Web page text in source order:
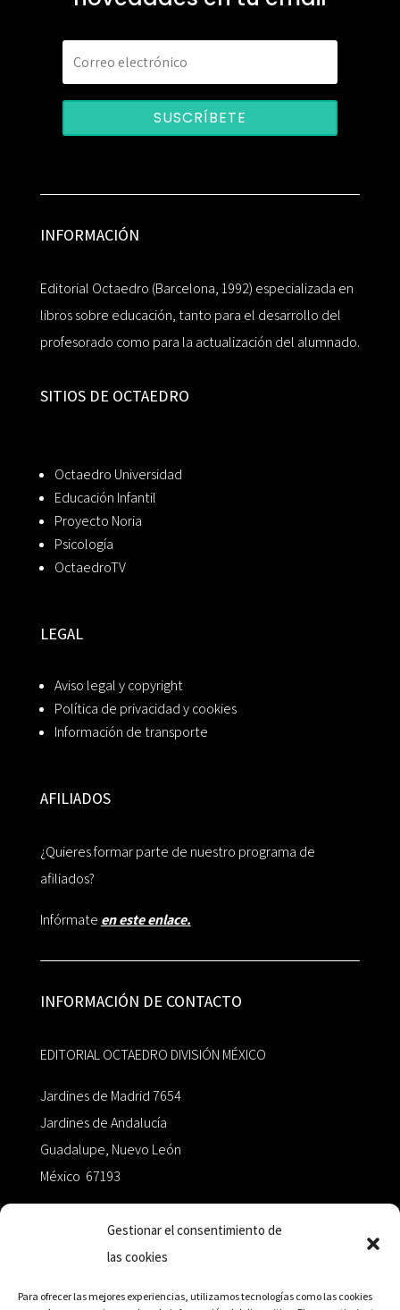
Gestionar el consentimiento de
las cookies
Para ofrecer las mejores experiencias, utilizamos tecnologías como las cookies
SUSCRÍBETE
INFORMACIÓN
Editorial Octaedro (Barcelona, 1992) especializada en
libros sobre educación, tanto para el desarrollo del
profesorado como para la actualización del alumnado.
SITIOS DE OCTAEDRO
Octaedro Universidad
Educación Infantil
Proyecto Noria
Psicología
OctaedroTV
LEGAL
Aviso legal y copyright
Política de privacidad y cookies
Información de transporte
AFILIADOS
¿Quieres formar parte de nuestro programa de
afiliados?
Infórmate en este enlace.
INFORMACIÓN DE CONTACTO
EDITORIAL OCTAEDRO DIVISIÓN MÉXICO
Jardines de Madrid 7654
Jardines de Andalucía
Guadalupe, Nuevo León
México 67193
+52 811.499.5638